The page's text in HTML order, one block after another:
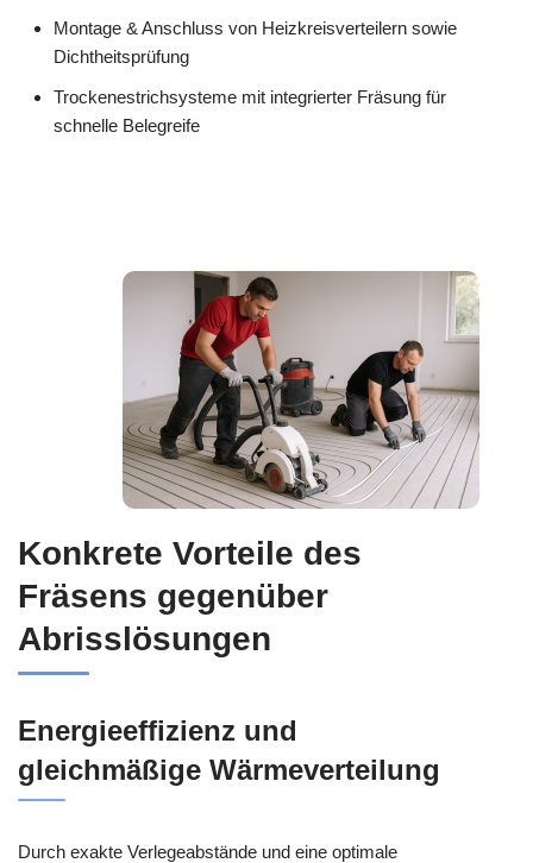
Montage & Anschluss von Heizkreisverteilern sowie
Dichtheitsprüfung
Trockenestrichsysteme mit integrierter Fräsung für
schnelle Belegreife
Konkrete Vorteile des
Fräsens gegenüber
Abrisslösungen
Energieeffizienz und
gleichmäßige Wärmeverteilung
Durch exakte Verlegeabstände und eine optimale